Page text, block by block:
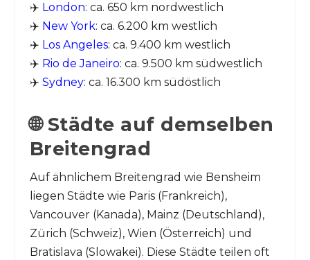
✈️ London: ca. 650 km nordwestlich
✈️ New York: ca. 6.200 km westlich
✈️ Los Angeles: ca. 9.400 km westlich
✈️ Rio de Janeiro: ca. 9.500 km südwestlich
✈️ Sydney: ca. 16.300 km südöstlich
🌐 Städte auf demselben
Breitengrad
Auf ähnlichem Breitengrad wie Bensheim
liegen Städte wie Paris (Frankreich),
Vancouver (Kanada), Mainz (Deutschland),
Zürich (Schweiz), Wien (Österreich) und
Bratislava (Slowakei). Diese Städte teilen oft